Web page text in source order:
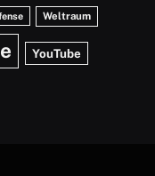
Weltraum
YouTube